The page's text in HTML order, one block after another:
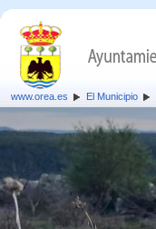
www.orea.es El Municipio